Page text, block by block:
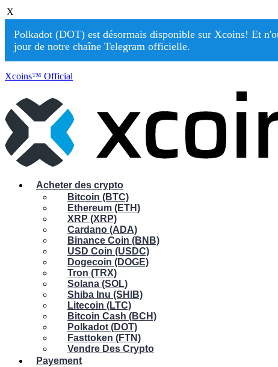
X
Polkadot (DOT) est désormais disponible sur Xcoins! Et
jour de notre chaîne Telegram officielle.
Xcoins™ Official
Acheter des crypto
Bitcoin (BTC)
Ethereum (ETH)
XRP (XRP)
Cardano (ADA)
Binance Coin (BNB)
USD Coin (USDC)
Dogecoin (DOGE)
Tron (TRX)
Solana (SOL)
Shiba Inu (SHIB)
Litecoin (LTC)
Bitcoin Cash (BCH)
Polkadot (DOT)
Fasttoken (FTN)
Vendre Des Crypto
Payement